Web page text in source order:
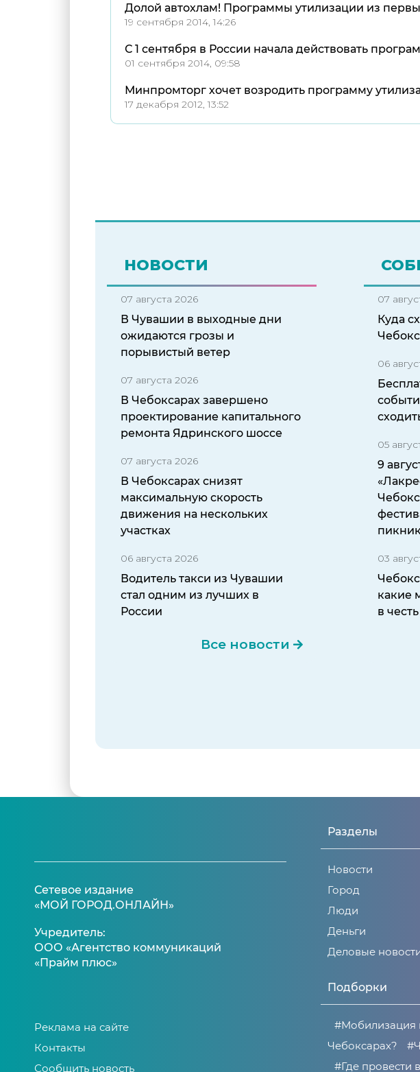
Долой автохлам! Программы утилизации из
19 сентября 2014, 14:26
С 1 сентября в России начала действовать
01 сентября 2014, 09:58
Минпромторг хочет возродить программу
17 декабря 2012, 13:52
НОВОСТИ
07 августа 2026
В Чувашии в выходные дни
ожидаются грозы и
порывистый ветер
07 августа 2026
В Чебоксарах завершено
проектирование капитального
ремонта Ядринского шоссе
07 августа 2026
В Чебоксарах снизят
максимальную скорость
движения на нескольких
участках
06 августа 2026
Водитель такси из Чувашии
стал одним из лучших в
России
Все новости
07
Куда
06
05
9
03
какие
в
Сетевое издание
«МОЙ ГОРОД.ОНЛАЙН»
Учредитель:
ООО «Агентство коммуникаций
«Прайм плюс»
Реклама на сайте
Контакты
Сообщить новость
Разделы
Новости
Город
Люди
Деньги
Деловые
Подборки
#Мобилизация
Чебоксарах?
#Где провести